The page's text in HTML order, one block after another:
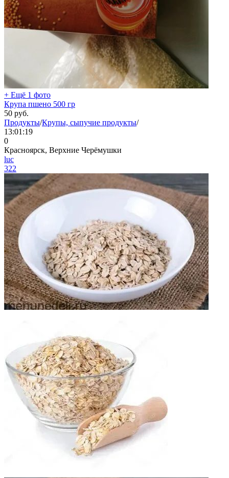
+ Ещё 1 фото
Крупа пшено 500 гр
50 руб.
Продукты/Крупы, сыпучие продукты/
13:01:19
0
Красноярск, Верхние Черёмушки
luc
322